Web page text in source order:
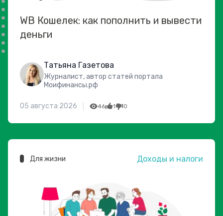
WB Кошелек: как пополнить и вывести
деньги
Татьяна Газетова
Журналист, автор статей портала
Моифинансы.рф
05 августа 2026 46 1 0
Для жизни Доходы и налоги